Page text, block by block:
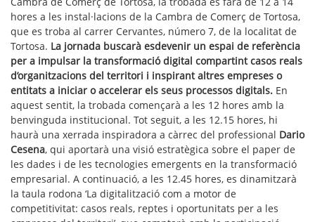
hores a les instal·lacions de la Cambra de Comerç de Tortosa,
que es troba al carrer Cervantes, número 7, de la localitat de
Tortosa. La jornada buscarà esdevenir un espai de referència
per a impulsar la transformació digital compartint casos reals
d’organitzacions del territori i inspirant altres empreses o
entitats a iniciar o accelerar els seus processos digitals. En
aquest sentit, la trobada començarà a les 12 hores amb la
benvinguda institucional. Tot seguit, a les 12.15 hores, hi
haurà una xerrada inspiradora a càrrec del professional Dario
Cesena, qui aportarà una visió estratègica sobre el paper de
les dades i de les tecnologies emergents en la transformació
empresarial. A continuació, a les 12.45 hores, es dinamitzarà
la taula rodona ‘La digitalització com a motor de
competitivitat: casos reals, reptes i oportunitats per a les